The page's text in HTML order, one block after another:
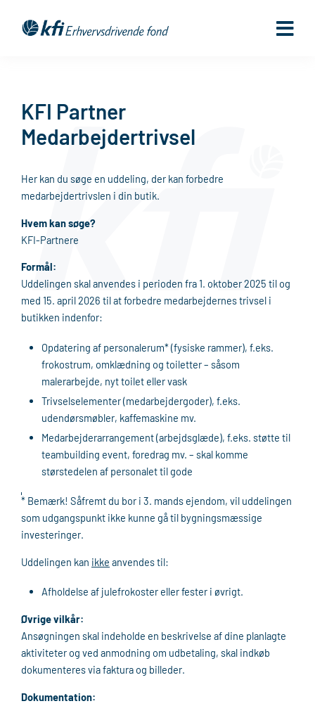
KFI Partner
Medarbejdertrivsel
Her kan du søge en uddeling, der kan forbedre
medarbejdertrivslen i din butik.
Hvem kan søge?
KFI-Partnere
Formål:
Uddelingen skal anvendes i perioden fra 1. oktober 2025 til og
med 15. april 2026 til at forbedre medarbejdernes trivsel i
butikken indenfor:
Opdatering af personalerum* (fysiske rammer), f.eks.
frokostrum, omklædning og toiletter – såsom
malerarbejde, nyt toilet eller vask
Trivselselementer (medarbejdergoder), f.eks.
udendørsmøbler, kaffemaskine mv.
Medarbejderarrangement (arbejdsglæde), f.eks. støtte til
teambuilding event, foredrag mv. – skal komme
størstedelen af personalet til gode
* Bemærk! Såfremt du bor i 3. mands ejendom, vil uddelingen
som udgangspunkt ikke kunne gå til bygningsmæssige
investeringer.
Uddelingen kan ikke anvendes til:
Afholdelse af julefrokoster eller fester i øvrigt.
Øvrige vilkår:
Ansøgningen skal indeholde en beskrivelse af dine planlagte
aktiviteter og ved anmodning om udbetaling, skal indkøb
dokumenteres via faktura og billeder.
Dokumentation: